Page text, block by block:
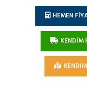
HEMEN
KENDİM